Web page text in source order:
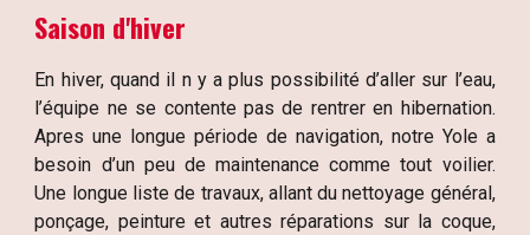
Saison d'hiver
En hiver, quand il n y a plus possibilité d’aller sur l’eau,
l’équipe ne se contente pas de rentrer en hibernation.
Apres une longue période de navigation, notre Yole a
besoin d’un peu de maintenance comme tout voilier.
Une longue liste de travaux, allant du nettoyage général,
ponçage, peinture et autres réparations sur la coque,